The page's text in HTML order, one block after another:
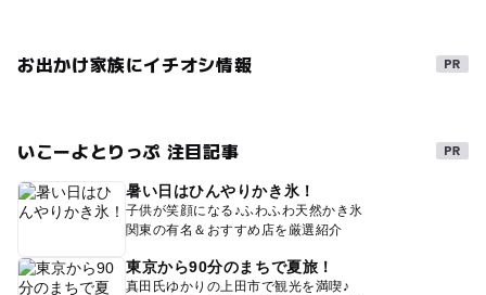
お出かけ家族にイチオシ情報
いこーよとりっぷ 注目記事
暑い日はひんやりかき氷！
子供が笑顔になる♪ふわふわ天然かき氷
関東の有名＆おすすめ店を厳選紹介
東京から90分のまちで夏旅！
真田氏ゆかりの上田市で観光を満喫♪